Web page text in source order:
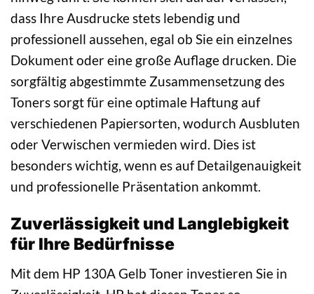
dass Ihre Ausdrucke stets lebendig und
professionell aussehen, egal ob Sie ein einzelnes
Dokument oder eine große Auflage drucken. Die
sorgfältig abgestimmte Zusammensetzung des
Toners sorgt für eine optimale Haftung auf
verschiedenen Papiersorten, wodurch Ausbluten
oder Verwischen vermieden wird. Dies ist
besonders wichtig, wenn es auf Detailgenauigkeit
und professionelle Präsentation ankommt.
Zuverlässigkeit und Langlebigkeit
für Ihre Bedürfnisse
Mit dem HP 130A Gelb Toner investieren Sie in